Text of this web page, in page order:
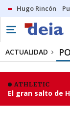
Hugo Rincón
ACTUALIDAD
ATHLETIC
El gran salto de